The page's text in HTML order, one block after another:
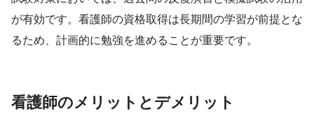
が有効です。看護師の資格取得は長期間の学習が前提とな
るため、計画的に勉強を進めることが重要です。
看護師のメリットとデメリット